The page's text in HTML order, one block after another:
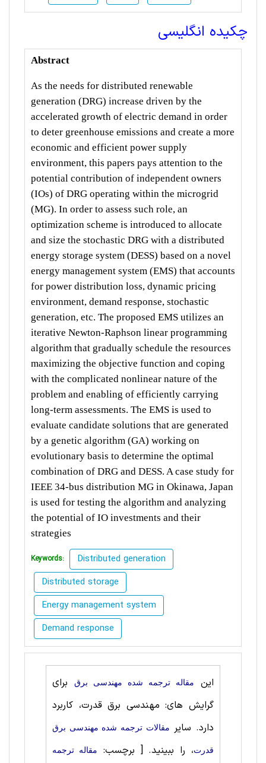
چکیده انگلیسی
Abstract
As the needs for distributed renewable
generation (DRG) increase driven by the
accelerated growth of electric demand in order
to deter greenhouse emissions and create a more
economic and efficient power supply
environment, this papers pays attention to the
potential contribution of independent owners
(IOs) of DRG operating within the microgrid
(MG). In order to assess such role, an
optimization scheme is introduced to allocate
and size the stochastic DRG with a distributed
energy storage system (DESS) based on a novel
energy management system (EMS) that accounts
for power distribution loss, dynamic pricing
environment, demand response, stochastic
generation, etc. The proposed EMS utilizes an
iterative Newton-Raphson linear programming
algorithm that gradually schedule the resources
maximizing the objective function and coping
with the complicated nonlinear nature of the
problem and enabling of efficiently carrying
long-term assessments. The EMS is used to
evaluate candidate solutions that are generated
by a genetic algorithm (GA) working on
evolutionary basis to determine the optimal
combination of DRG and DESS. A case study for
IEEE 34-bus distribution MG in Okinawa, Japan
is used for testing the algorithm and analyzing
the potential of IO investments and their
strategies
Keywords:
Distributed generation
Distributed storage
Energy management system
Demand response
این مقاله ترجمه شده مهندسی برق
برای
گرایش های: مهندسی برق قدرت، کاربرد
دارد. سایر مقالات ترجمه شده مهندسی برق
قدرت، را ببینید.[ برچسب: مقاله ترجمه